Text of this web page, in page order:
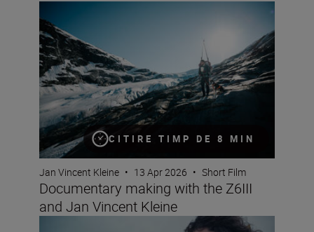
CITIRE TIMP DE 8 MIN
Documentary making with the Z6III and Jan Vincent
Jan Vincent Kleine • 13 Apr 2026 • Short Film
Documentary making with the Z6III
and Jan Vincent Kleine
Get started with video using the NIKKOR Z 24-70mm f/